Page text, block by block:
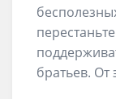
братьев. От